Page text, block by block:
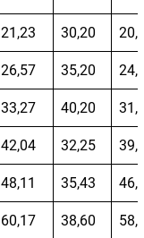
21,23 30,20
26,57 35,20
33,27 40,20
42,04 32,25
48,11 35,43
60,17 38,60